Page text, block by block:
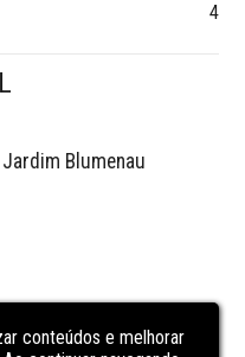
4
Blumenau
conteúdos e melhorar